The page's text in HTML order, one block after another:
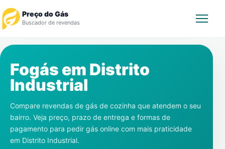
Preço do Gás
Buscador de revendas
Revendedor
Notícias
Cadastre-se
Fogás em Distrito
Industrial
Compare revendas de gás de cozinha que atendem o seu
bairro. Veja preço, prazo de entrega e formas de
pagamento para pedir gás online com mais praticidade
em Distrito Industrial.